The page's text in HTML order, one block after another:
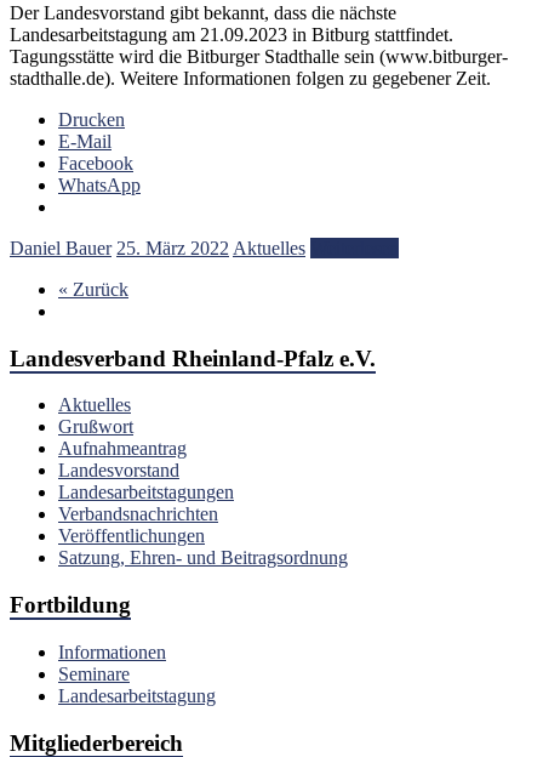
Der Landesvorstand gibt bekannt, dass die nächste
Landesarbeitstagung am 21.09.2023 in Bitburg stattfindet.
Tagungsstätte wird die Bitburger Stadthalle sein (www.bitburger-
stadthalle.de). Weitere Informationen folgen zu gegebener Zeit.
Drucken
E-Mail
Facebook
WhatsApp
Daniel Bauer 25. März 2022 Aktuelles
« Zurück
Landesverband Rheinland-Pfalz e.V.
Aktuelles
Grußwort
Aufnahmeantrag
Landesvorstand
Landesarbeitstagungen
Verbandsnachrichten
Veröffentlichungen
Satzung, Ehren- und Beitragsordnung
Fortbildung
Informationen
Seminare
Landesarbeitstagung
Mitgliederbereich